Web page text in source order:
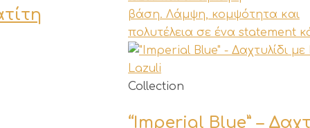
Collection
“Imperial Blue” –
Αυτό
προϊόν